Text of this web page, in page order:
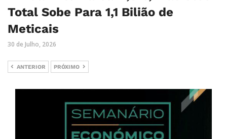
Total Sobe Para 1,1 Bilião de
Meticais
30 de Julho, 2026
ANTERIOR PRÓXIMO